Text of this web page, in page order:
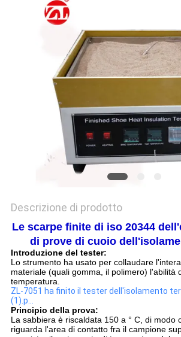
SHOW
SITEMAP
PRIVACY
POLICY
Descrizione di prodotto
Le scarpe finite di iso 20344
di prove di cuoio
Introduzione del tester:
Lo strumento ha usato per collaudare
materiale (quali gomma, il polimero) l'abilità
temperatura.
ZL-7051 ha finito il tester dell'isolamento
(1).p…
Principio della prova:
La sabbiera è riscaldata 150 a ° C, di modo
riguarda l'area di contatto fra il campione